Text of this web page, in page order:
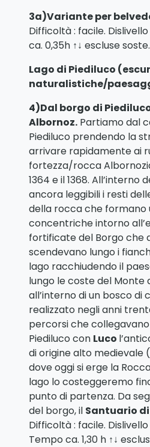
3a)Variante per
Difficoltà : facile.
ca. 0,35h ↑↓ escluse soste.
Lago di Piediluco (
naturalistiche/
4)Dal borgo di
Albornoz. Partiamo dal
Piediluco prendendo la
arrivare rapidamente ai
fortezza/rocca
1364 e il 1368. All’interno
ancora leggibili i resti
della rocca che formano
concentriche intorno
fortificate del Borgo che
scendevano lungo i
lago racchiudendo il
lungo le coste del Monte
all’interno di un bosco di
realizzato negli anni
percorsi che
Piediluco con Luco
di origine alto medievale
dove oggi si erge la
lago lo costeggeremo
punto di partenza. Da
del borgo, il Santuario di
Difficoltà : facile.
Tempo ca. 1,30 h ↑↓